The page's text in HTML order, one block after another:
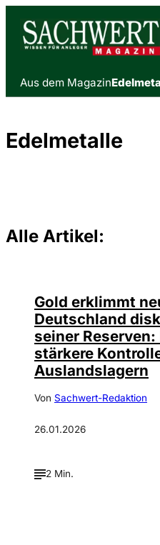
Aus dem Magazin
Edelmetalle
Alle Artikel:
Gold erklimmt
Deutschland
seiner
stärkere
Auslandslagern
Von Sachwert-Redaktion
26.01.2026
2 Min.